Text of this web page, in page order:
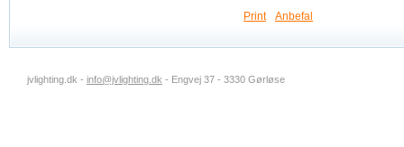
Print Anbefal
jvlighting.dk - info@jvlighting.dk - Engvej 37 - 3330 Gørløse